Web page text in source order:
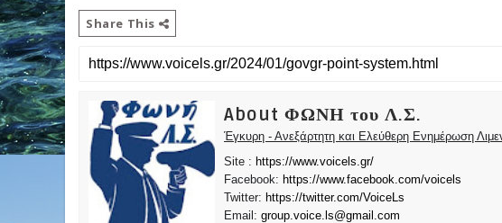
Share This
About ΦΩΝΗ του Λ.Σ.
Έγκυρη - Ανεξάρτητη και Ελεύθερη Ενημέρωση
Site : https://www.voicels.gr/
Facebook: https://www.facebook.com/voicels
Twitter: https://twitter.com/VoiceLs
Email: group.voice.ls@gmail.com